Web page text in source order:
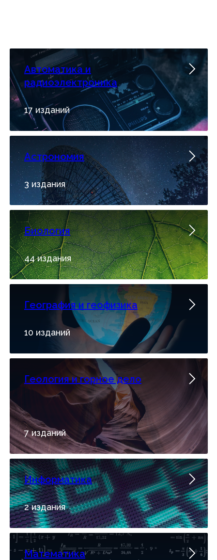
Автоматика и
радиоэлектроника
17 изданий
Астрономия
3 издания
Биология
44 издания
География и геофизика
10 изданий
Геология и горное дело
7 изданий
Информатика
2 издания
Математика